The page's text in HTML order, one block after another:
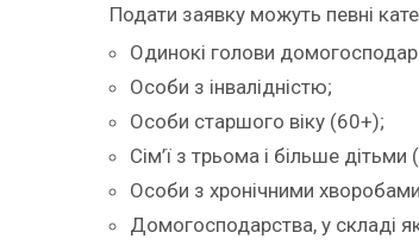
Подати заявку можуть певні
Одинокі голови
Особи з інвалідністю;
Особи старшого віку (60+);
Сім’ї з трьома і більше
Особи з хронічними
Домогосподарства, у складі